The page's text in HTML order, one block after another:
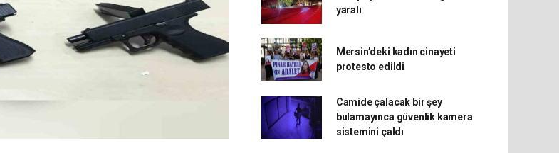
yaralı
Mersin’deki kadın cinayeti
protesto edildi
Camide çalacak bir şey
bulamayınca güvenlik kamera
sistemini çaldı